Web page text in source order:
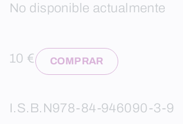
No disponible actualmente
10 € COMPRAR
I.S.B.N978-84-946090-3-9